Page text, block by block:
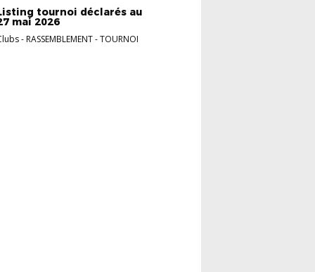
tournoi déclarés au
mai 2026
- RASSEMBLEMENT - TOURNOI